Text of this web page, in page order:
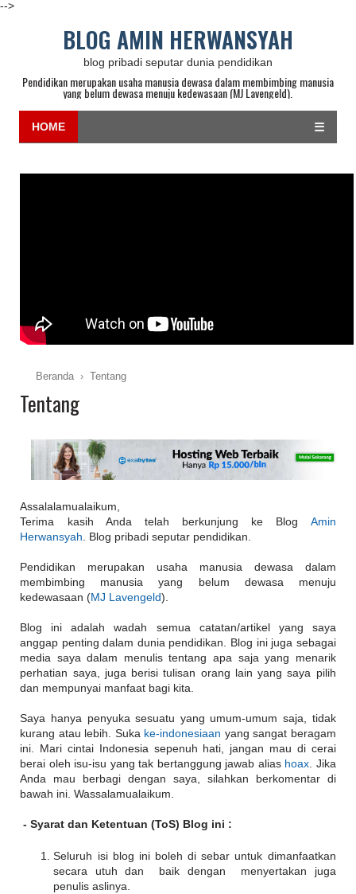
-->
BLOG AMIN HERWANSYAH
blog pribadi seputar dunia pendidikan
Pendidikan merupakan usaha manusia dewasa dalam membimbing manusia
yang belum dewasa menuju kedewasaan (MJ Lavengeld).
HOME ☰
Beranda › Tentang
Tentang
Assalalamualaikum,
Terima kasih Anda telah berkunjung ke Blog Amin
Herwansyah . Blog pribadi seputar pendidikan.
Pendidikan merupakan usaha manusia dewasa dalam
membimbing manusia yang belum dewasa menuju
kedewasaan (MJ Lavengeld).
Blog ini adalah wadah semua catatan/artikel yang saya
anggap penting dalam dunia pendidikan. Blog ini juga sebagai
media saya dalam menulis tentang apa saja yang menarik
perhatian saya, juga berisi tulisan orang lain yang saya pilih
dan mempunyai manfaat bagi kita.
Saya hanya penyuka sesuatu yang umum-umum saja, tidak
kurang atau lebih. Suka ke-indonesiaan yang sangat beragam
ini. Mari cintai Indonesia sepenuh hati, jangan mau di cerai
berai oleh isu-isu yang tak bertanggung jawab alias hoax . Jika
Anda mau berbagi dengan saya, silahkan berkomentar di
bawah ini. Wassalamualaikum.
- Syarat dan Ketentuan (ToS) Blog ini :
Seluruh isi blog ini boleh di sebar untuk dimanfaatkan
secara utuh dan baik dengan menyertakan juga
penulis aslinya.